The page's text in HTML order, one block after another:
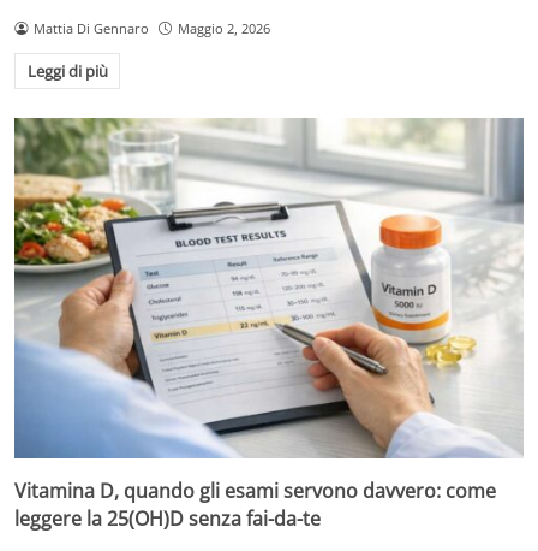
Mattia Di Gennaro Maggio 2, 2026
Leggi di più
Vitamina D, quando gli esami servono davvero: come
leggere la 25(OH)D senza fai-da-te